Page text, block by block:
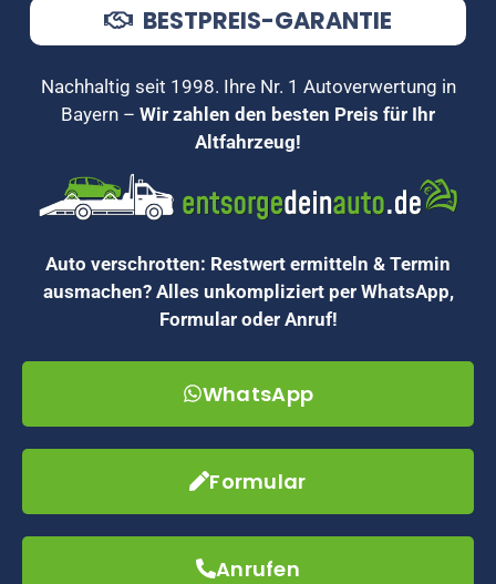
BESTPREIS-GARANTIE
Nachhaltig seit 1998. Ihre Nr. 1 Autoverwertung in
Bayern – Wir zahlen den besten Preis für Ihr
Altfahrzeug!
Auto verschrotten: Restwert ermitteln & Termin
ausmachen? Alles unkompliziert per WhatsApp,
Formular oder Anruf!
WhatsApp
Formular
Anrufen